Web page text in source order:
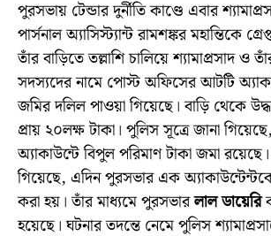
পুরসভায় টেন্ডার দুর্নীতি কাণ্ডে এবার
পার্সনাল অ্যাসিস্ট্যান্ট রামশঙ্কর মহান্তিকে
তাঁর বাড়িতে তল্লাশি চালিয়ে শ্যামাপ্রসাদ ও
সদস্যদের নামে পোস্ট অফিসের আটটি
জমির দলিল পাওয়া গিয়েছে। বাড়ি থেকে
প্রায় ২০লক্ষ টাকা। পুলিস সূত্রে জানা
অ্যাকাউন্টে বিপুল পরিমাণ টাকা জমা
গিয়েছে, এদিন পুরসভার এক
করা হয়। তাঁর মাধ্যমে পুরসভারলাল ডায়েরি
হয়েছে। ঘটনার তদন্তে নেমে পুলিস